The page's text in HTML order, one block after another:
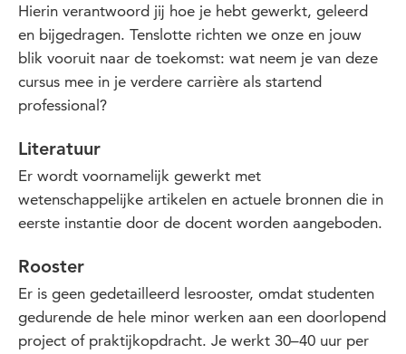
Hierin verantwoord jij hoe je hebt gewerkt, geleerd
en bijgedragen. Tenslotte richten we onze en jouw
blik vooruit naar de toekomst: wat neem je van deze
cursus mee in je verdere carrière als startend
professional?
Literatuur
Er wordt voornamelijk gewerkt met
wetenschappelijke artikelen en actuele bronnen die in
eerste instantie door de docent worden aangeboden.
Rooster
Er is geen gedetailleerd lesrooster, omdat studenten
gedurende de hele minor werken aan een doorlopend
project of praktijkopdracht. Je werkt 30–40 uur per